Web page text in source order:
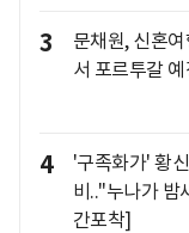
3
문채원, 신혼
서 포르투갈
4
'구족화가' 황
비.."누나가 밤
간포착]